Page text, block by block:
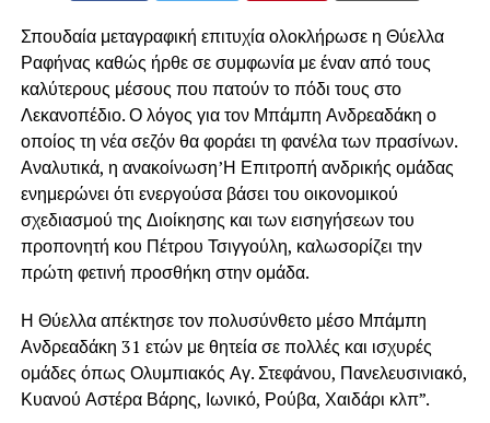
Σπουδαία μεταγραφική επιτυχία ολοκλήρωσε η Θύελλα
Ραφήνας καθώς ήρθε σε συμφωνία με έναν από τους
καλύτερους μέσους που πατούν το πόδι τους στο
Λεκανοπέδιο. Ο λόγος για τον Μπάμπη Ανδρεαδάκη ο
οποίος τη νέα σεζόν θα φοράει τη φανέλα των πρασίνων.
Αναλυτικά, η ανακοίνωση’Η Επιτροπή ανδρικής ομάδας
ενημερώνει ότι ενεργούσα βάσει του οικονομικού
σχεδιασμού της Διοίκησης και των εισηγήσεων του
προπονητή κου Πέτρου Τσιγγούλη, καλωσορίζει την
πρώτη φετινή προσθήκη στην ομάδα.
Η Θύελλα απέκτησε τον πολυσύνθετο μέσο Μπάμπη
Ανδρεαδάκη 31 ετών με θητεία σε πολλές και ισχυρές
ομάδες όπως Ολυμπιακός Αγ. Στεφάνου, Πανελευσινιακό,
Κυανού Αστέρα Βάρης, Ιωνικό, Ρούβα, Χαιδάρι κλπ”.